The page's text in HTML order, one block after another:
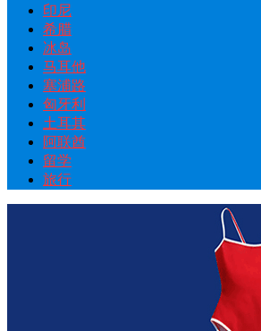
印尼
希腊
冰岛
马耳他
塞浦路
匈牙利
土耳其
阿联酋
留学
旅行